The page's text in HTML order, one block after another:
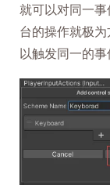
就可以对同一
台的操作就极
以触发同一的事